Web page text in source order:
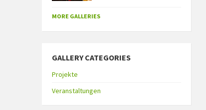
MORE GALLERIES
GALLERY CATEGORIES
Projekte
Veranstaltungen